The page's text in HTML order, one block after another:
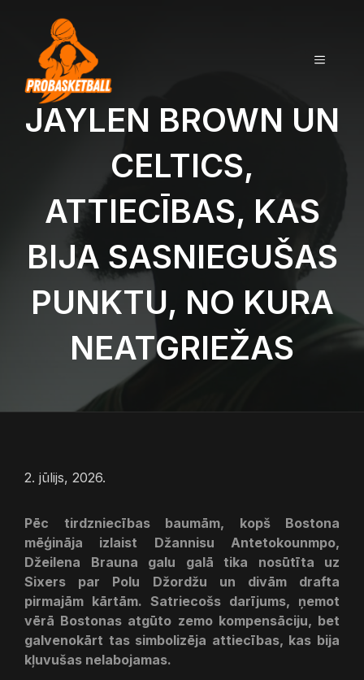
JAYLEN BROWN UN
CELTICS,
ATTIECĪBAS, KAS
BIJA SASNIEGUŠAS
PUNKTU, NO KURA
NEATGRIEŽAS
2. jūlijs, 2026.
Pēc tirdzniecības baumām, kopš Bostona
mēģināja izlaist Džannisu Antetokounmpo,
Džeilena Brauna galu galā tika nosūtīta uz
Sixers par Polu Džordžu un divām drafta
pirmajām kārtām. Satriecošs darījums, ņemot
vērā Bostonas atgūto zemo kompensāciju, bet
galvenokārt tas simbolizēja attiecības, kas bija
kļuvušas nelabojamas.